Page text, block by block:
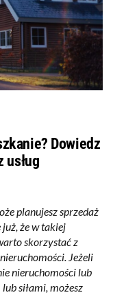
Dowiedz
usług
planujesz sprzedaż
już, że w takiej
skorzystać z
Jeżeli
nieruchomości lub
siłami, możesz